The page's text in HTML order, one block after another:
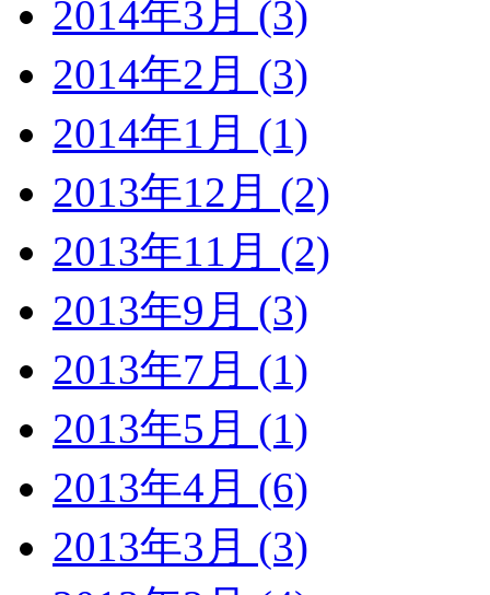
2014年3月 (3)
2014年2月 (3)
2014年1月 (1)
2013年12月 (2)
2013年11月 (2)
2013年9月 (3)
2013年7月 (1)
2013年5月 (1)
2013年4月 (6)
2013年3月 (3)